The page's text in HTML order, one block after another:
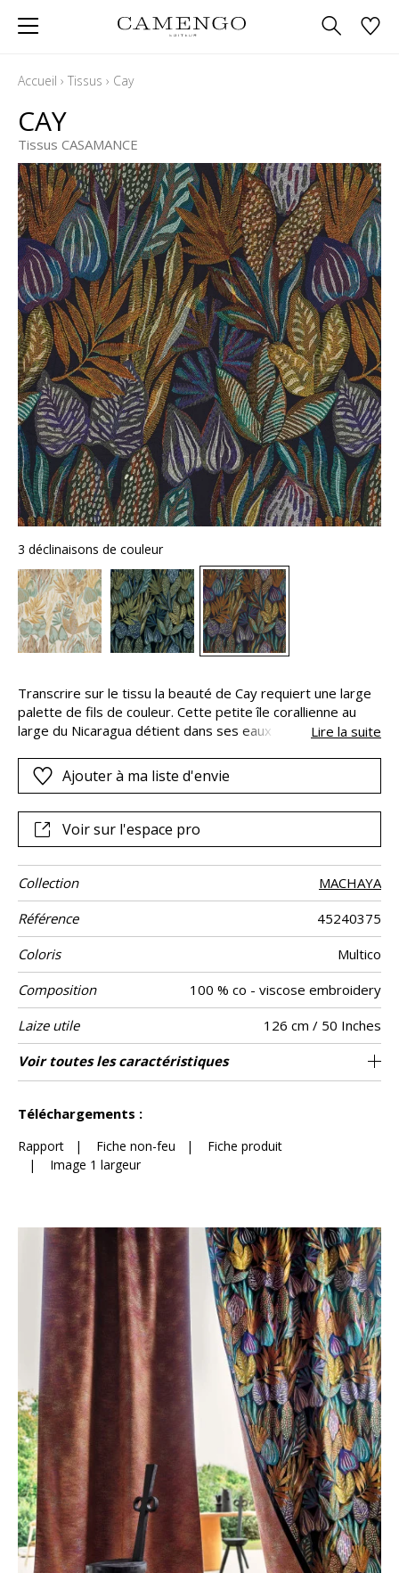
Accueil › Tissus › Cay
CAY
Tissus CASAMANCE
3 déclinaisons de couleur
Transcrire sur le tissu la beauté de Cay requiert une large
palette de fils de couleur. Cette petite île corallienne au
large du Nicaragua détient dans ses eaux cristallines une
gamme de teintes des plus douces aux plus profondes. Sur
une toile de coton somptueusement brodée de fils de
sous-marin. Destiné à la confection de rideaux, auxquels il
apporte un tomber majestueux, CAY est proposé en trois
coloris.
Lire la suite
Ajouter à ma liste d'envie
Voir sur l'espace pro
Collection
MACHAYA
Référence
45240375
Coloris
Multico
Composition
100 % co - viscose embroidery
Laize utile
126 cm / 50 Inches
Raccord
Raccord droit
Sens De large
Poids g/m² 288
Performance
Accoustique
aw - 0.15
Usage
Entretien
Pays d'origine Inde
Rapport
Horizontal
63 cm / 25 Inches
Rapport
Vertical
77 cm / 30 Inches
Voir toutes les caractéristiques
Téléchargements :
Rapport | Fiche non-feu |
Fiche produit
| Image 1 largeur